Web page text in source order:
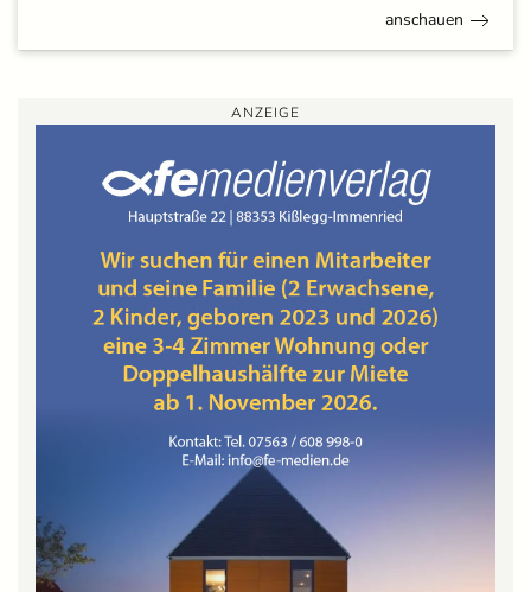
anschauen
ANZEIGE